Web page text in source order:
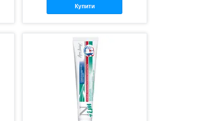
Купити